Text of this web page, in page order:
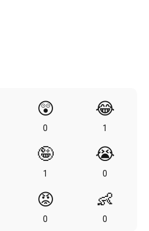
😲
0
😂
1
🤪
1
😭
0
😡
0
👶
0